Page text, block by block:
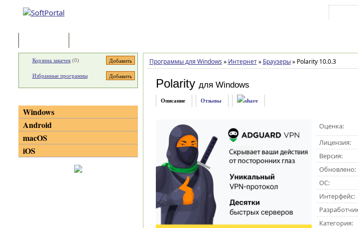
Программы для Windows » Интернет » Браузеры »Polarity 10.0.3
Polarity для Windows
Описание Отзывы
Оценка:
Лицензия:
Версия:
Обновлено:
ОС:
Интерфейс:
Категория:
Корзина закачек(0)
Избранные программы
Windows
Android
macOS
iOS